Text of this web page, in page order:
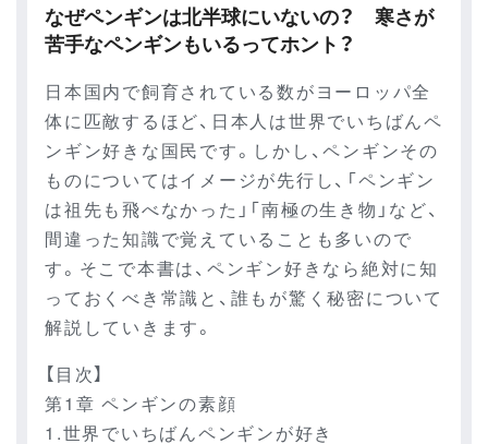
なぜペンギンは北半球にいないの？ 寒さが
苦手なペンギンもいるってホント？
日本国内で飼育されている数がヨーロッパ全
体に匹敵するほど、日本人は世界でいちばんペ
ンギン好きな国民です。しかし、ペンギンその
ものについてはイメージが先行し、「ペンギン
は祖先も飛べなかった」「南極の生き物」など、
間違った知識で覚えていることも多いので
す。そこで本書は、ペンギン好きなら絶対に知
っておくべき常識と、誰もが驚く秘密について
解説していきます。
【目次】
第1章 ペンギンの素顔
1.世界でいちばんペンギンが好き